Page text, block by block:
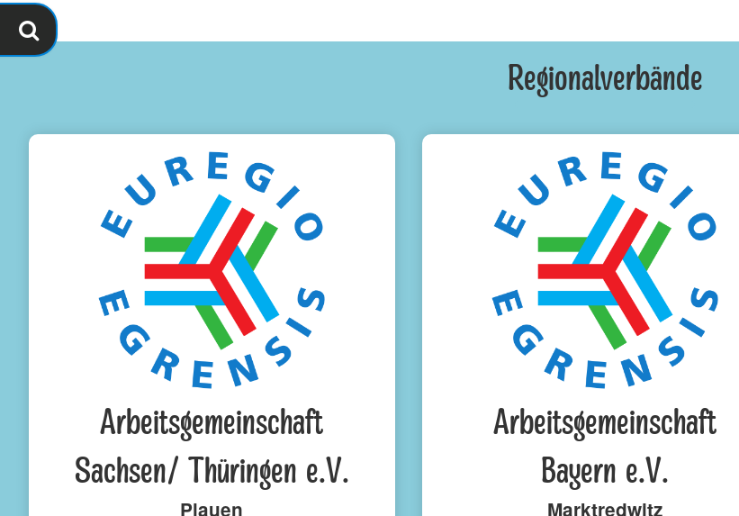
Regionalverbände
Arbeitsgemeinschaft
Sachsen/ Thüringen e.V.
Plauen
Arbeitsgemeinschaft
Bayern e.V.
Marktredwitz